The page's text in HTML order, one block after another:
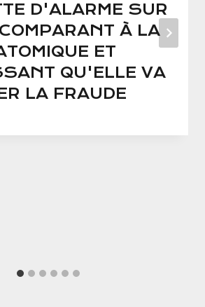
D'ALARME SUR
À LA
ET
QU'ELLE VA
LA FRAUDE